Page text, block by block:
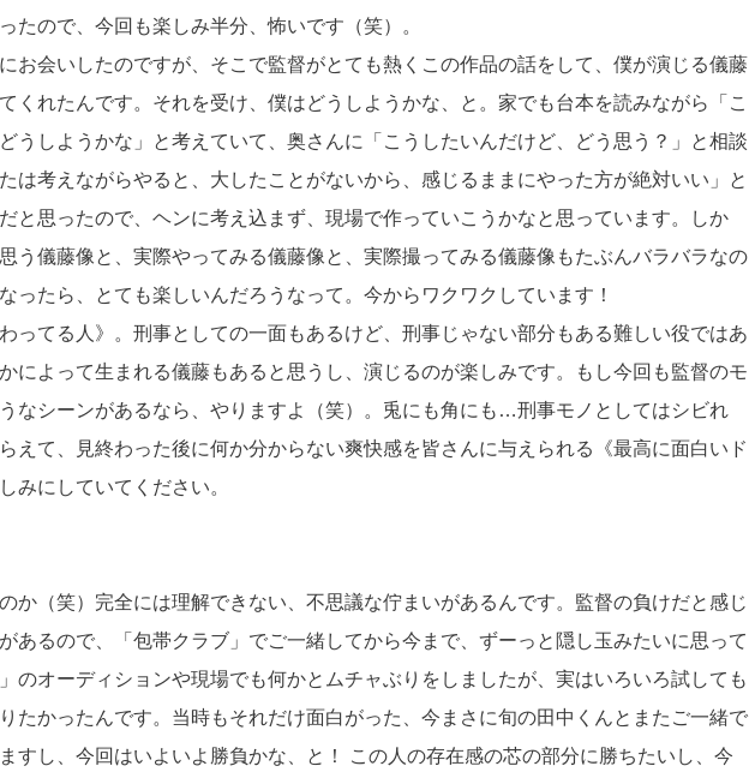
たので、今回も楽しみ半分、怖いです（笑）。
お会いしたのですが、そこで監督がとても熱くこの作品の話をして、僕が演じる儀藤
くれたんです。それを受け、僕はどうしようかな、と。家でも台本を読みながら「こ
うしようかな」と考えていて、奥さんに「こうしたいんだけど、どう思う？」と相談
は考えながらやると、大したことがないから、感じるままにやった方が絶対いい」と
と思ったので、ヘンに考え込まず、現場で作っていこうかなと思っています。しか
う儀藤像と、実際やってみる儀藤像と、実際撮ってみる儀藤像もたぶんバラバラなの
ったら、とても楽しいんだろうなって。今からワクワクしています！
ってる人》。刑事としての一面もあるけど、刑事じゃない部分もある難しい役ではあ
によって生まれる儀藤もあると思うし、演じるのが楽しみです。もし今回も監督のモ
なシーンがあるなら、やりますよ（笑）。兎にも角にも…刑事モノとしてはシビれ
えて、見終わった後に何か分からない爽快感を皆さんに与えられる《最高に面白いド
にしていてください。
か（笑）完全には理解できない、不思議な佇まいがあるんです。監督の負けだと感じ
あるので、「包帯クラブ」でご一緒してから今まで、ずーっと隠し玉みたいに思って
のオーディションや現場でも何かとムチャぶりをしましたが、実はいろいろ試しても
たかったんです。当時もそれだけ面白がった、今まさに旬の田中くんとまたご一緒で
すし、今回はいよいよ勝負かな、と！ この人の存在感の芯の部分に勝ちたいし、今